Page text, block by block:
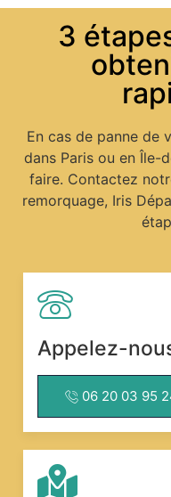
3
En cas de panne de
dans Paris ou en Île-
faire. Contactez
remorquage, Iris
Appelez-
06 20 03 95